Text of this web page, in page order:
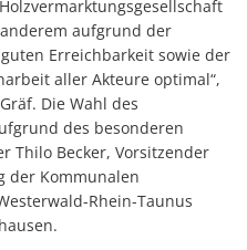
aufgrund der
Erreichbarkeit sowie der
aller Akteure optimal“,
Die Wahl des
des besonderen
Thilo Becker, Vorsitzender
der Kommunalen
Rhein-Taunus